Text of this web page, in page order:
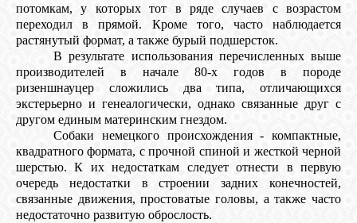
потомкам, у которых тот в ряде случаев с возрастом
переходил в прямой. Кроме того, часто наблюдается
растянутый формат, а также бурый подшерсток.
В результате использования перечисленных выше
производителей в начале 80-х годов в породе
ризеншнауцер сложились два типа, отличающихся
экстерьерно и генеалогически, однако связанные друг с
другом единым материнским гнездом.
Собаки немецкого происхождения - компактные,
квадратного формата, с прочной спиной и жесткой черной
шерстью. К их недостаткам следует отнести в первую
очередь недостатки в строении задних конечностей,
связанные движения, простоватые головы, а также часто
недостаточно развитую оброслость.